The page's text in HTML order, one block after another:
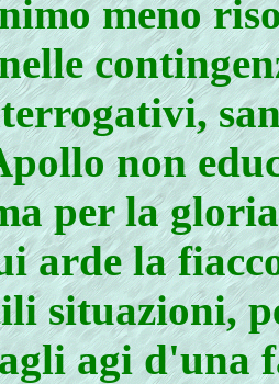
meno
non
per la
arde la
situazioni,
agi d'una